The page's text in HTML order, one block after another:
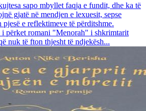
sapo mbyllet faqja e fundit, dhe ka të
gjatë në mendjen e lexuesit, sepse
pjesë e reflektimeve të përditshme.
i përket romani "Menorah" i shkrimtarit
nuk të fton thjesht të ndjekësh...